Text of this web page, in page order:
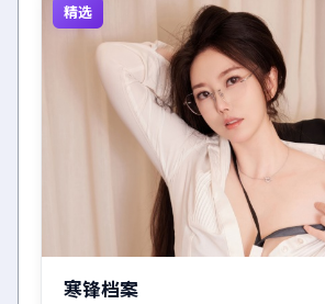
精选
寒锋档案